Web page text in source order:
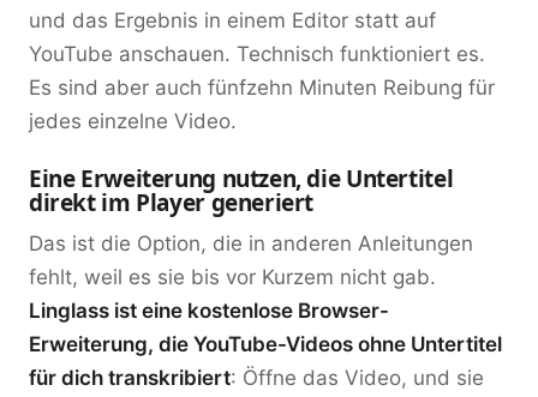
und das Ergebnis in einem Editor statt auf
YouTube anschauen. Technisch funktioniert es.
Es sind aber auch fünfzehn Minuten Reibung für
jedes einzelne Video.
Eine Erweiterung nutzen, die Untertitel
direkt im Player generiert
Das ist die Option, die in anderen Anleitungen
fehlt, weil es sie bis vor Kurzem nicht gab.
Linglass ist eine kostenlose Browser-
Erweiterung, die YouTube-Videos ohne Untertitel
für dich transkribiert: Öffne das Video, und sie